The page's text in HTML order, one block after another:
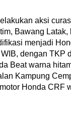
aksi
Bawang Latak,
menjadi
dengan TKP
Beat warna
Kampung
Honda CRF